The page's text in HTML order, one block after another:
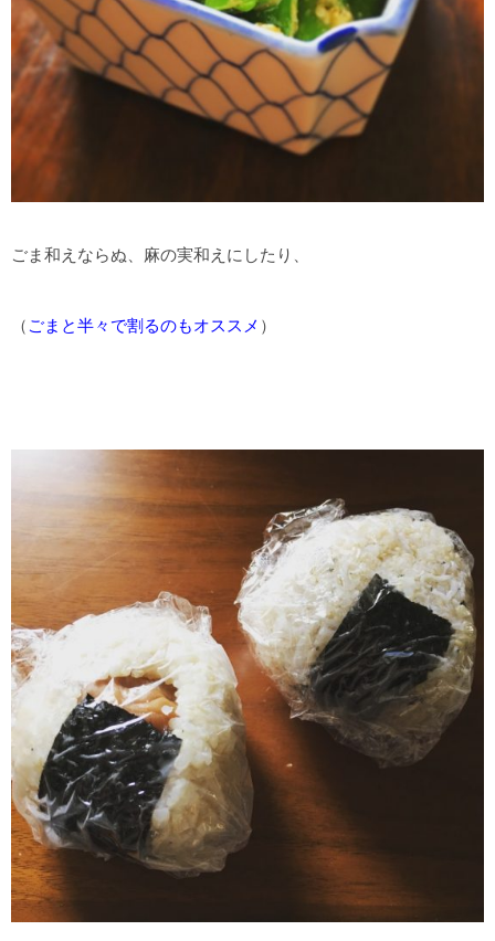
ごま和えならぬ、麻の実和えにしたり、
（ ごまと半々で割るのもオススメ ）